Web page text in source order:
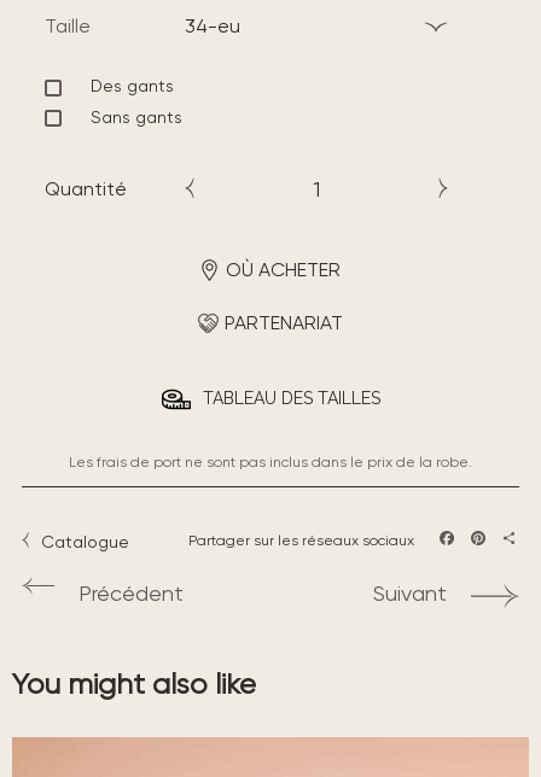
Taille
34-eu
Des gants
Sans gants
Quantité
OÙ ACHETER
PARTENARIAT
TABLEAU DES TAILLES
Les frais de port ne sont pas inclus dans le prix de la robe.
Catalogue Partager sur les réseaux sociaux
Précédent Suivant
You might also like